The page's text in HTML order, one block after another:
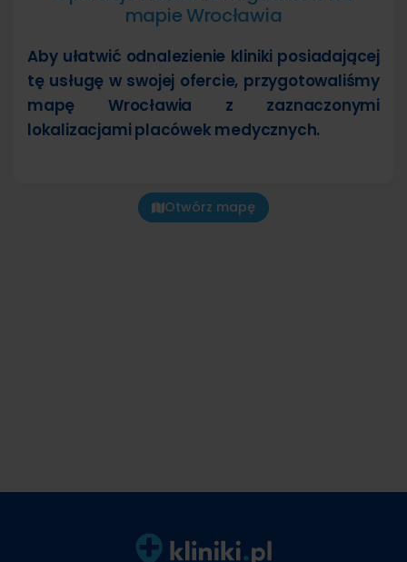
mapie Wrocławia
Aby ułatwić odnalezienie kliniki posiadającej
tę usługę w swojej ofercie, przygotowaliśmy
mapę Wrocławia z zaznaczonymi
lokalizacjami placówek medycznych.
Otwórz mapę